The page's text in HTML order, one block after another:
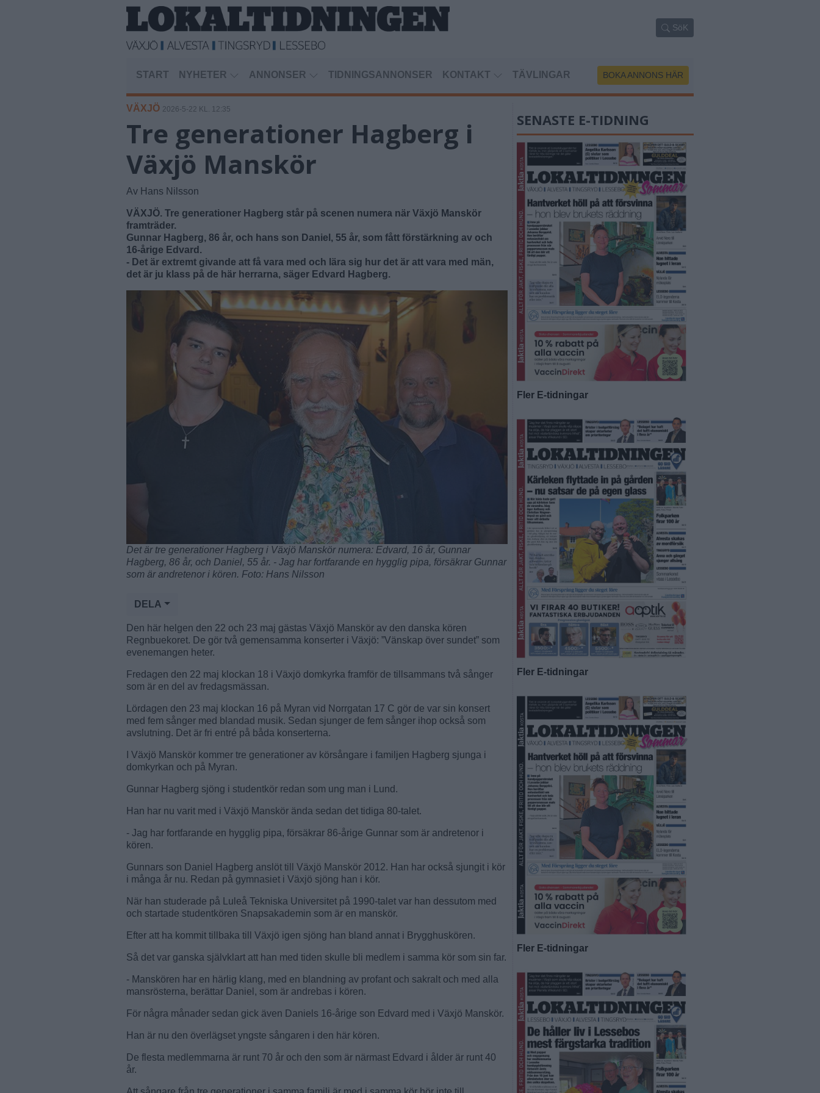
SöK
START NYHETER ANNONSER TIDNINGSANNONSER KONTAKT TÄVLINGAR BOKA ANNONS HÄR
VÄXJÖ 2026-5-22 KL. 12:35
Tre generationer Hagberg i
Växjö Manskör
Av Hans Nilsson
VÄXJÖ. Tre generationer Hagberg står på scenen numera när Växjö Manskör
framträder.
Gunnar Hagberg, 86 år, och hans son Daniel, 55 år, som fått förstärkning av och
16-årige Edvard.
- Det är extremt givande att få vara med och lära sig hur det är att vara med män,
det är ju klass på de här herrarna, säger Edvard Hagberg.
Det är tre generationer Hagberg i Växjö Manskör numera: Edvard, 16 år, Gunnar
Hagberg, 86 år, och Daniel, 55 år. - Jag har fortfarande en hygglig pipa, försäkrar Gunnar
som är andretenor i kören. Foto: Hans Nilsson
DELA
Den här helgen den 22 och 23 maj gästas Växjö Manskör av den danska kören
Regnbuekoret. De gör två gemensamma konserter i Växjö: ”Vänskap över sundet” som
evenemangen heter.
Fredagen den 22 maj klockan 18 i Växjö domkyrka framför de tillsammans två sånger
som är en del av fredagsmässan.
Lördagen den 23 maj klockan 16 på Myran vid Norrgatan 17 C gör de var sin konsert
med fem sånger med blandad musik. Sedan sjunger de fem sånger ihop också som
avslutning. Det är fri entré på båda konserterna.
I Växjö Manskör kommer tre generationer av körsångare i familjen Hagberg sjunga i
domkyrkan och på Myran.
Gunnar Hagberg sjöng i studentkör redan som ung man i Lund.
Han har nu varit med i Växjö Manskör ända sedan det tidiga 80-talet.
- Jag har fortfarande en hygglig pipa, försäkrar 86-årige Gunnar som är andretenor i
kören.
Gunnars son Daniel Hagberg anslöt till Växjö Manskör 2012. Han har också sjungit i kör
i många år nu. Redan på gymnasiet i Växjö sjöng han i kör.
När han studerade på Luleå Tekniska Universitet på 1990-talet var han dessutom med
och startade studentkören Snapsakademin som är en manskör.
Efter att ha kommit tillbaka till Växjö igen sjöng han bland annat i Brygghuskören.
Så det var ganska självklart att han med tiden skulle bli medlem i samma kör som sin far.
- Manskören har en härlig klang, med en blandning av profant och sakralt och med alla
mansrösterna, berättar Daniel, som är andrebas i kören.
För några månader sedan gick även Daniels 16-årige son Edvard med i Växjö Manskör.
Han är nu den överlägset yngste sångaren i den här kören.
De flesta medlemmarna är runt 70 år och den som är närmast Edvard i ålder är runt 40
år.
SENASTE E-TIDNING
Fler E-tidningar
Fler E-tidningar
Fler E-tidningar